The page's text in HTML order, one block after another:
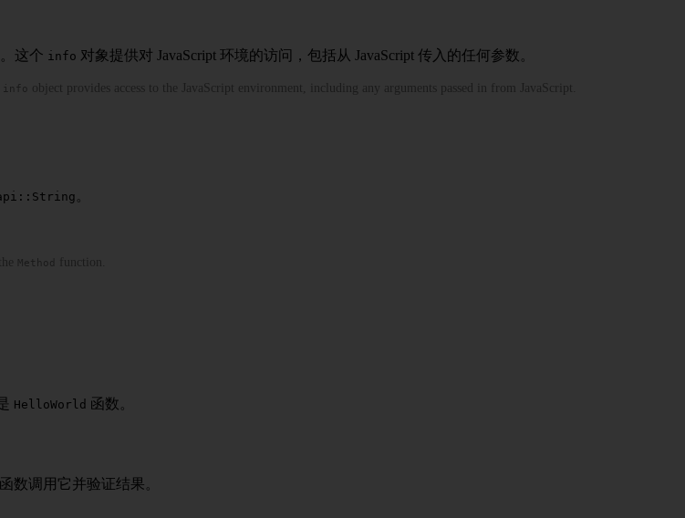
这个 info 对象提供对 JavaScript 环境的访问，包括从 JavaScript 传入的任何参数。
info object provides access to the JavaScript environment, including any arguments passed in from JavaScript.
。
Method function.
HelloWorld 函数。
函数调用它并验证结果。